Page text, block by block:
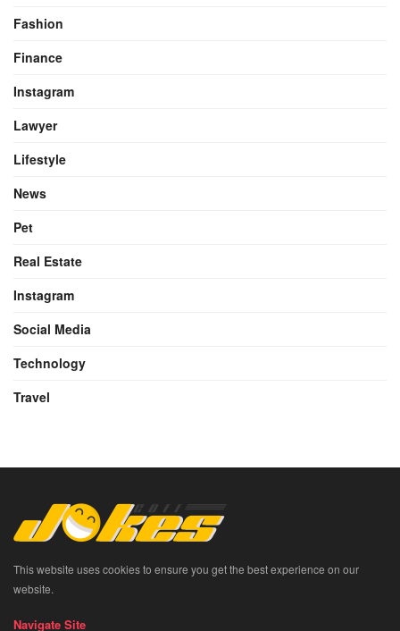
Fashion
Finance
Instagram
Lawyer
Lifestyle
News
Pet
Real Estate
Instagram
Social Media
Technology
Travel
This website uses cookies to ensure you get the best experience on our
website.
Navigate Site